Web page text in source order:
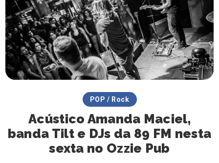
POP / Rock
Acústico Amanda Maciel,
banda Tilt e DJs da 89 FM nesta
sexta no Ozzie Pub